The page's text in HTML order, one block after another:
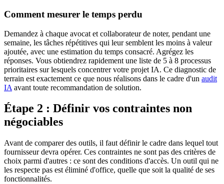
Comment mesurer le temps perdu
Demandez à chaque avocat et collaborateur de noter, pendant une
semaine, les tâches répétitives qui leur semblent les moins à valeur
ajoutée, avec une estimation du temps consacré. Agrégez les
réponses. Vous obtiendrez rapidement une liste de 5 à 8 processus
prioritaires sur lesquels concentrer votre projet IA. Ce diagnostic de
terrain est exactement ce que nous réalisons dans le cadre d'un audit
IA avant toute recommandation de solution.
Étape 2 : Définir vos contraintes non
négociables
Avant de comparer des outils, il faut définir le cadre dans lequel tout
fournisseur devra opérer. Ces contraintes ne sont pas des critères de
choix parmi d'autres : ce sont des conditions d'accès. Un outil qui ne
les respecte pas est éliminé d'office, quelle que soit la qualité de ses
fonctionnalités.